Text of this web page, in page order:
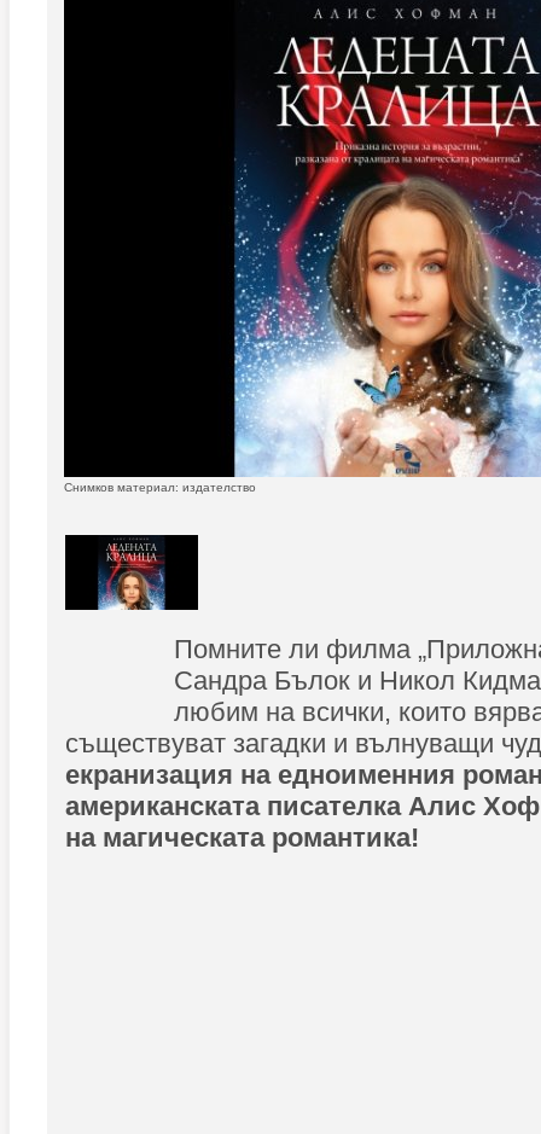
Снимков материал: издателство
Помните ли филма
Сандра Бълок и Никол
любим на всички, които
съществуват загадки и вълнуващи
екранизация на едноименния
американската писателка Алис
на магическата романтика!